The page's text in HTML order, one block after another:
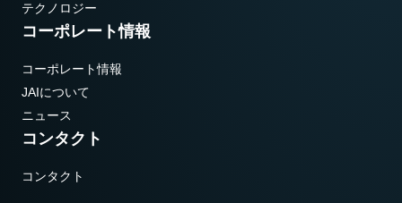
テクノロジー
コーポレート情報
コーポレート情報
JAIについて
ニュース
コンタクト
コンタクト